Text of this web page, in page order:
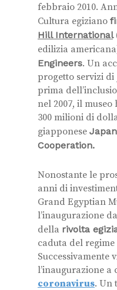
febbraio 2010.
Cultura egiziano
Hill International
edilizia
Engineers. Un
progetto servizi di
prima
nel 2007, il
300 milioni di
giapponese
Cooperation.
Nonostante le
anni di
Grand Egyptian
l’inaugurazione
della rivolta
caduta del
Successivamente
l’inaugurazione a
coronavirus. Un